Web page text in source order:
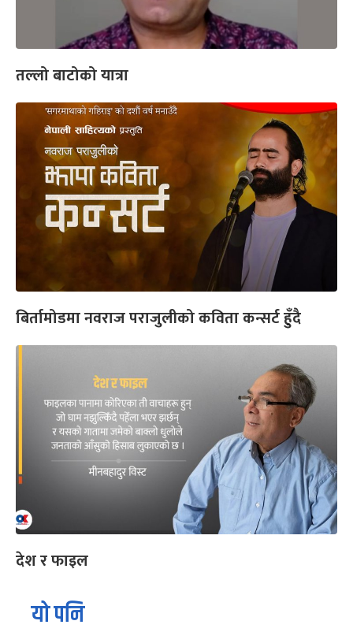
तल्लो बाटोको यात्रा
बिर्तामोडमा नवराज पराजुलीको कविता कन्सर्ट हुँदै
देश र फाइल
यो पनि